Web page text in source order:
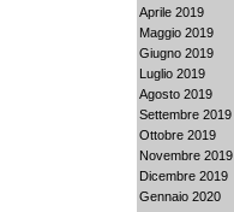
Aprile 2019
Maggio 2019
Giugno 2019
Luglio 2019
Agosto 2019
Settembre 2019
Ottobre 2019
Novembre 2019
Dicembre 2019
Gennaio 2020